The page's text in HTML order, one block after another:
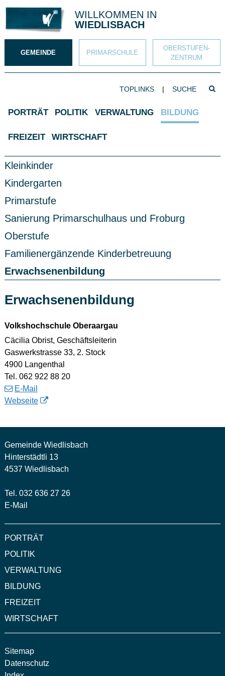
Direkt zum Inhalt springen
WILLKOMMEN IN
WIEDLISBACH
GEMEINDE PRIMAR­SCHULE
OBERSTUFEN­
ZENTRUM
SUCHBEGRIFF
TOPLINKS |
Hauptnavigation
PORTRÄT POLITIK VERWALTUNG BILDUNG
FREIZEIT WIRTSCHAFT
Subnavigation
Kleinkinder
Kindergarten
Primarstufe
Sanierung Primarschulhaus und Froburg
Oberstufe
Familienergänzende Kinderbetreuung
Erwachsenenbildung
Erwachsenenbildung
Volkshochschule Oberaargau
Cäcilia Obrist, Geschäftsleiterin
Gaswerkstrasse 33, 2. Stock
4900 Langenthal
Tel. 062 922 88 20
E-Mail
Webseite
Gemeinde Wiedlisbach
Hinterstädtli 13
4537 Wiedlisbach
Tel. 032 636 27 26
E-Mail
PORTRÄT
POLITIK
VERWALTUNG
BILDUNG
FREIZEIT
WIRTSCHAFT
Sitemap
Datenschutz